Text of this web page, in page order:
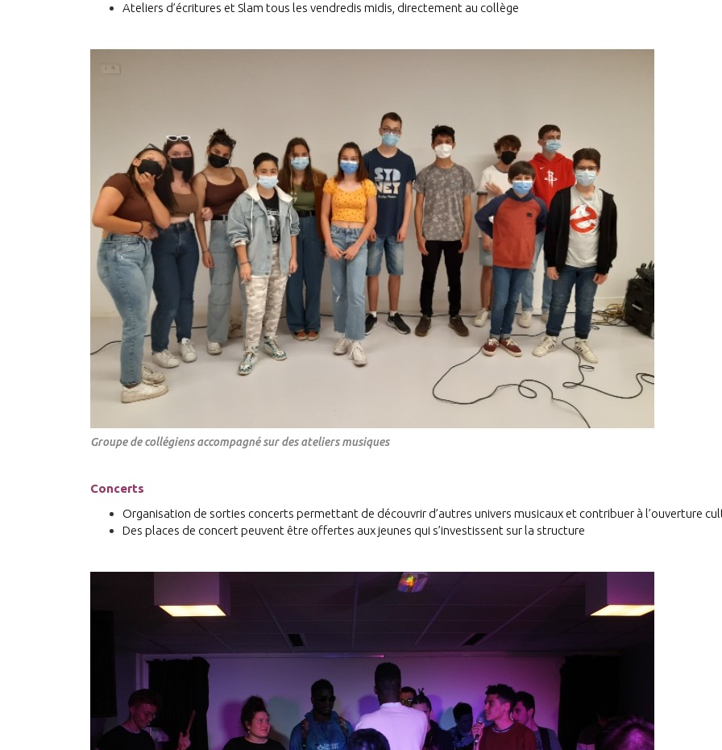
Ateliers d’écritures et Slam tous les vendredis midis, directement au collège
Groupe de collégiens accompagné sur des ateliers musiques
Concerts
Organisation de sorties concerts permettant de découvrir d’autres univers musicaux et contribuer à l’ouverture
Des places de concert peuvent être offertes aux jeunes qui s’investissent sur la structure